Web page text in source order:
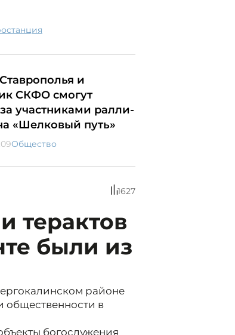
и
СКФО смогут
участниками ралли-
«Шелковый путь»
Общество
1627
терактов
были из
районе
общественности в
богослужения